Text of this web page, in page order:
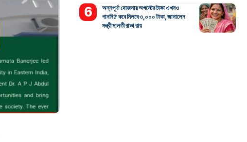
অন্নপূর্ণা যোজনার অগস্টের টাকা এখনও
পাননি? কবে মিলবে ৩,০০০ টাকা, জানালেন
মন্ত্রী মালতী রাভা রায়